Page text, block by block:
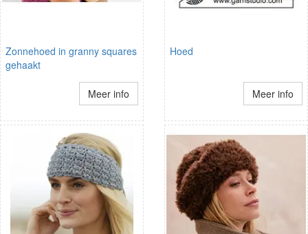
Zonnehoed in granny squares
gehaakt
Meer info
Hoed
Meer info